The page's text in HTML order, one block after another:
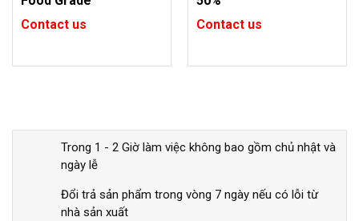
Contact us
Contact us
Trong 1 - 2 Giờ làm việc không bao gồm chủ nhật và
ngày lễ
Đổi trả sản phẩm trong vòng 7 ngày nếu có lỗi từ
nhà sản xuất